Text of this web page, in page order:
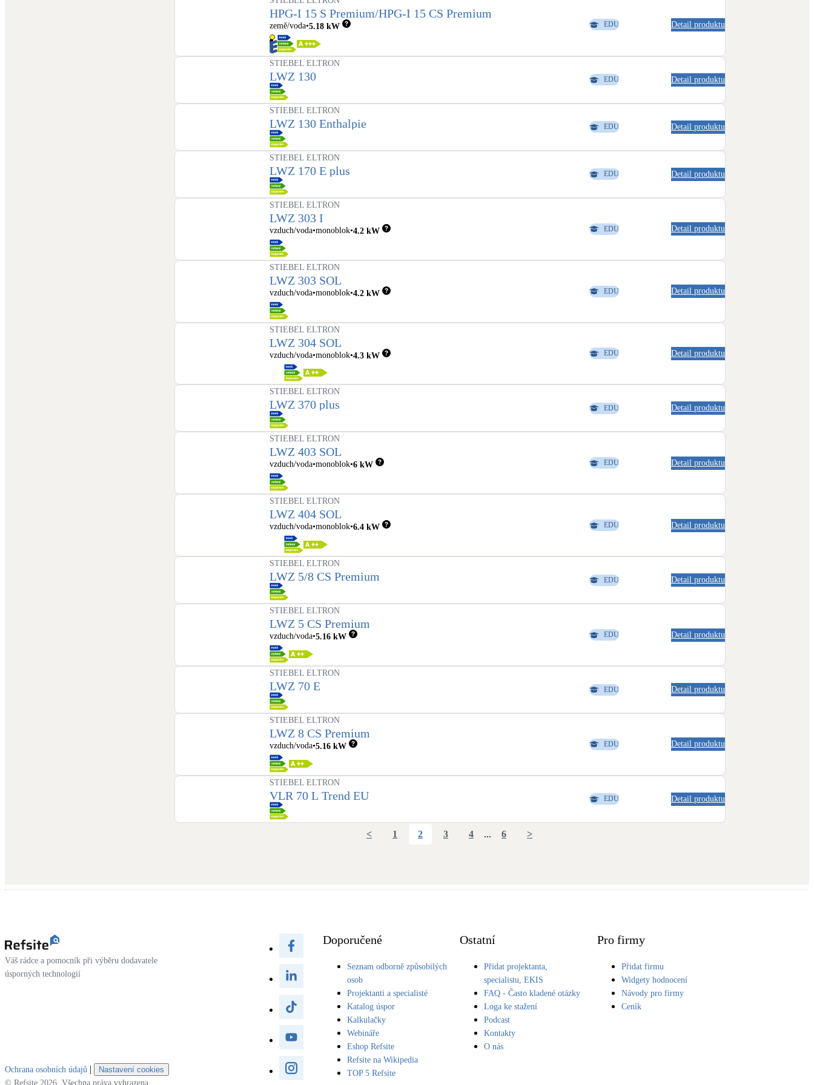
HPG-I 15 S Premium/HPG-I 15 CS Premium
země/voda 5.18 kW EDU Detail produktu
STIEBEL ELTRON
LWZ 130 EDU Detail produktu
STIEBEL ELTRON
LWZ 130 Enthalpie EDU Detail produktu
STIEBEL ELTRON
LWZ 170 E plus EDU Detail produktu
STIEBEL ELTRON
LWZ 303 I
vzduch/voda monoblok 4.2 kW EDU Detail produktu
STIEBEL ELTRON
LWZ 303 SOL
vzduch/voda monoblok 4.2 kW EDU Detail produktu
STIEBEL ELTRON
LWZ 304 SOL
vzduch/voda monoblok 4.3 kW EDU Detail produktu
STIEBEL ELTRON
LWZ 370 plus EDU Detail produktu
STIEBEL ELTRON
LWZ 403 SOL
vzduch/voda monoblok 6 kW EDU Detail produktu
STIEBEL ELTRON
LWZ 404 SOL
vzduch/voda monoblok 6.4 kW EDU Detail produktu
STIEBEL ELTRON
LWZ 5/8 CS Premium EDU Detail produktu
STIEBEL ELTRON
LWZ 5 CS Premium
vzduch/voda 5.16 kW EDU Detail produktu
STIEBEL ELTRON
LWZ 70 E EDU Detail produktu
STIEBEL ELTRON
LWZ 8 CS Premium
vzduch/voda 5.16 kW EDU Detail produktu
STIEBEL ELTRON
VLR 70 L Trend EU EDU Detail produktu
< 1 2 3 4 ... 6 >
Váš rádce a pomocník při výběru dodavatele
úsporných technologií
Doporučené
Seznam odborně způsobilých
osob
Projektanti a specialisté
Katalog úspor
Kalkulačky
Webináře
Eshop Refsite
Refsite na Wikipedia
TOP 5 Refsite
Ostatní
Přidat projektanta,
specialistu, EKIS
FAQ - Často kladené otázky
Loga ke stažení
Podcast
Kontakty
O nás
Pro firmy
Přidat firmu
Widgety hodnocení
Návody pro firmy
Ceník
Ochrana osobních údajů |
Nastavení cookies
© Refsite 2026. Všechna práva vyhrazena.